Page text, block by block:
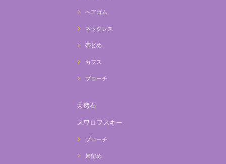
ヘアゴム
ネックレス
帯どめ
カフス
ブローチ
天然石
スワロフスキー
ブローチ
帯留め